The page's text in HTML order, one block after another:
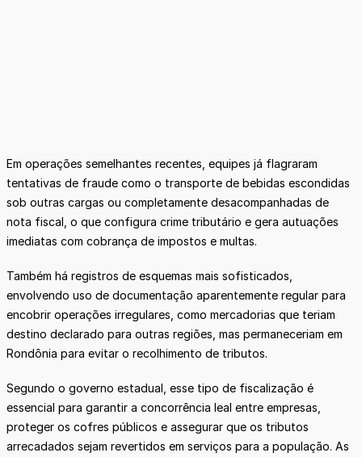
Em operações semelhantes recentes, equipes já flagraram
tentativas de fraude como o transporte de bebidas escondidas
sob outras cargas ou completamente desacompanhadas de
nota fiscal, o que configura crime tributário e gera autuações
imediatas com cobrança de impostos e multas.
Também há registros de esquemas mais sofisticados,
envolvendo uso de documentação aparentemente regular para
encobrir operações irregulares, como mercadorias que teriam
destino declarado para outras regiões, mas permaneceriam em
Rondônia para evitar o recolhimento de tributos.
Segundo o governo estadual, esse tipo de fiscalização é
essencial para garantir a concorrência leal entre empresas,
proteger os cofres públicos e assegurar que os tributos
arrecadados sejam revertidos em serviços para a população. As